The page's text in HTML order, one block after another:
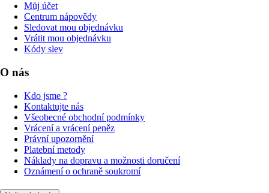
Můj účet
Centrum nápovědy
Sledovat mou objednávku
Vrátit mou objednávku
Kódy slev
O nás
Kdo jsme ?
Kontaktujte nás
Všeobecné obchodní podmínky
Vrácení a vrácení peněz
Právní upozornění
Platební metody
Náklady na dopravu a možnosti doručení
Oznámení o ochraně soukromí